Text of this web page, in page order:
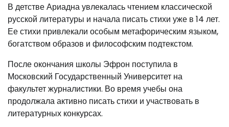
В детстве Ариадна увлекалась чтением классической
русской литературы и начала писать стихи уже в 14 лет.
Ее стихи привлекали особым метафорическим языком,
богатством образов и философским подтекстом.
После окончания школы Эфрон поступила в
Московский Государственный Университет на
факультет журналистики. Во время учебы она
продолжала активно писать стихи и участвовать в
литературных конкурсах.